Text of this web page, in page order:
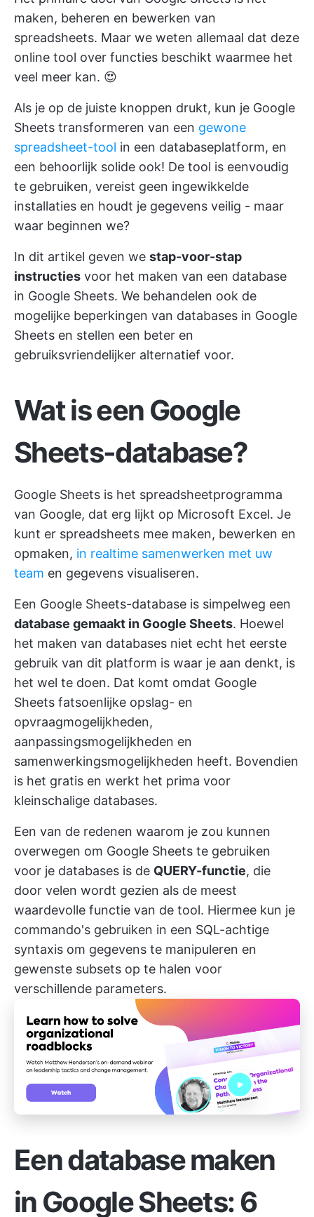
maken, beheren en bewerken van
spreadsheets. Maar we weten allemaal dat deze
online tool over functies beschikt waarmee het
veel meer kan. 😍
Als je op de juiste knoppen drukt, kun je Google
Sheets transformeren van een gewone
spreadsheet-tool in een databaseplatform, en
een behoorlijk solide ook! De tool is eenvoudig
te gebruiken, vereist geen ingewikkelde
installaties en houdt je gegevens veilig - maar
waar beginnen we?
In dit artikel geven we stap-voor-stap
instructies voor het maken van een database
in Google Sheets. We behandelen ook de
mogelijke beperkingen van databases in Google
Sheets en stellen een beter en
gebruiksvriendelijker alternatief voor.
Wat is een Google
Sheets-database?
Google Sheets is het spreadsheetprogramma
van Google, dat erg lijkt op Microsoft Excel. Je
kunt er spreadsheets mee maken, bewerken en
opmaken, in realtime samenwerken met uw
team en gegevens visualiseren.
Een Google Sheets-database is simpelweg een
database gemaakt in Google Sheets. Hoewel
het maken van databases niet echt het eerste
gebruik van dit platform is waar je aan denkt, is
het wel te doen. Dat komt omdat Google
Sheets fatsoenlijke opslag- en
opvraagmogelijkheden,
aanpassingsmogelijkheden en
samenwerkingsmogelijkheden heeft. Bovendien
is het gratis en werkt het prima voor
kleinschalige databases.
Een van de redenen waarom je zou kunnen
overwegen om Google Sheets te gebruiken
voor je databases is de QUERY-functie, die
door velen wordt gezien als de meest
waardevolle functie van de tool. Hiermee kun je
commando's gebruiken in een SQL-achtige
syntaxis om gegevens te manipuleren en
gewenste subsets op te halen voor
verschillende parameters.
Een database maken
in Google Sheets: 6